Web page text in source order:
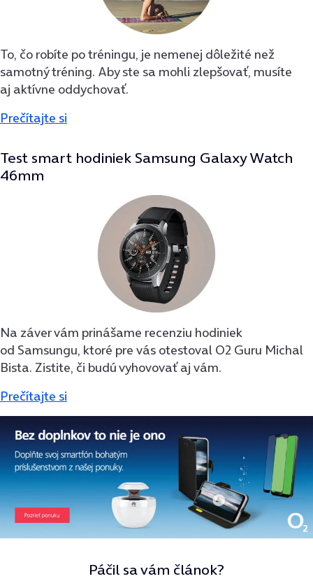
To, čo robíte po tréningu, je nemenej dôležité než
samotný tréning. Aby ste sa mohli zlepšovať, musíte
aj aktívne oddychovať.
Prečítajte si
Test smart hodiniek Samsung Galaxy Watch
46mm
Na záver vám prinášame recenziu hodiniek
od Samsungu, ktoré pre vás otestoval O2 Guru Michal
Bista. Zistite, či budú vyhovovať aj vám.
Prečítajte si
Páčil sa vám článok?